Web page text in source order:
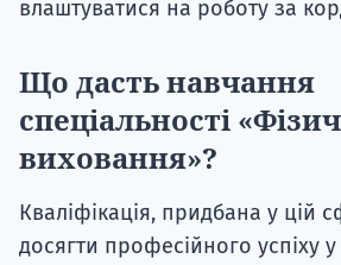
влаштуватися на роботу за
Що дасть навчання
спеціальності
виховання»?
Кваліфікація, придбана у цій
досягти професійного успіху